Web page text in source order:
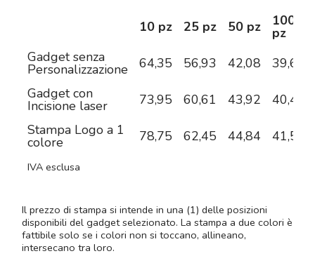
10 pz 25 pz 50 pz 100
pz
Gadget senza
Personalizzazione 64,35 56,93 42,08
39,60
Gadget con
Incisione laser 73,95 60,61 43,92
40,48
Stampa Logo a 1
colore 78,75 62,45 44,84 41,57
IVA esclusa
Il prezzo di stampa si intende in una (1) delle posizioni
disponibili del gadget selezionato. La stampa a due colori è
fattibile solo se i colori non si toccano, allineano,
intersecano tra loro.